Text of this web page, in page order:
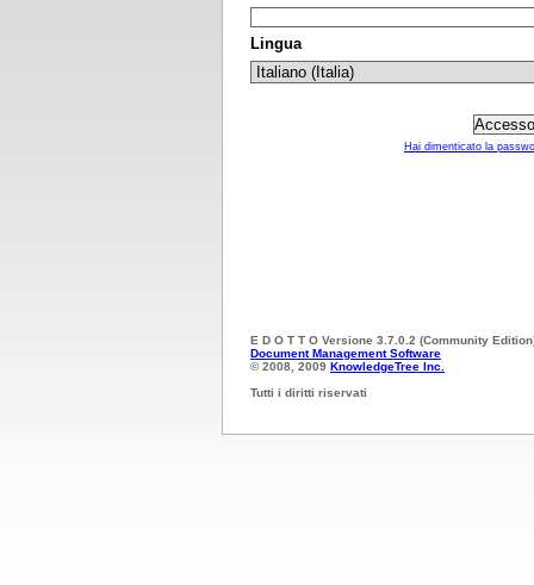
Lingua
Hai dimenticato la
E D O T T O Versione 3.7.0.2 (Community
Document Management Software
© 2008, 2009 KnowledgeTree Inc.
Tutti i diritti riservati